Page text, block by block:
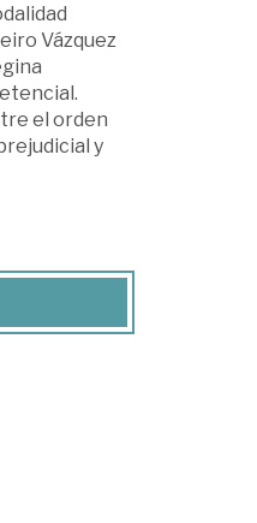
Vázquez
el orden
y